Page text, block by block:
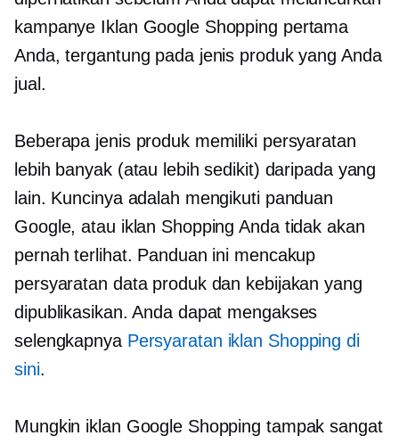
kampanye Iklan Google Shopping pertama
Anda, tergantung pada jenis produk yang Anda
jual.
Beberapa jenis produk memiliki persyaratan
lebih banyak (atau lebih sedikit) daripada yang
lain. Kuncinya adalah mengikuti panduan
Google, atau iklan Shopping Anda tidak akan
pernah terlihat. Panduan ini mencakup
persyaratan data produk dan kebijakan yang
dipublikasikan. Anda dapat mengakses
selengkapnya Persyaratan iklan Shopping di
sini.
Mungkin iklan Google Shopping tampak sangat